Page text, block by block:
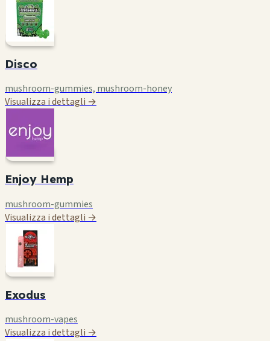
Disco
mushroom-gummies, mushroom-honey
Visualizza i dettagli →
Enjoy Hemp
mushroom-gummies
Visualizza i dettagli →
Exodus
mushroom-vapes
Visualizza i dettagli →